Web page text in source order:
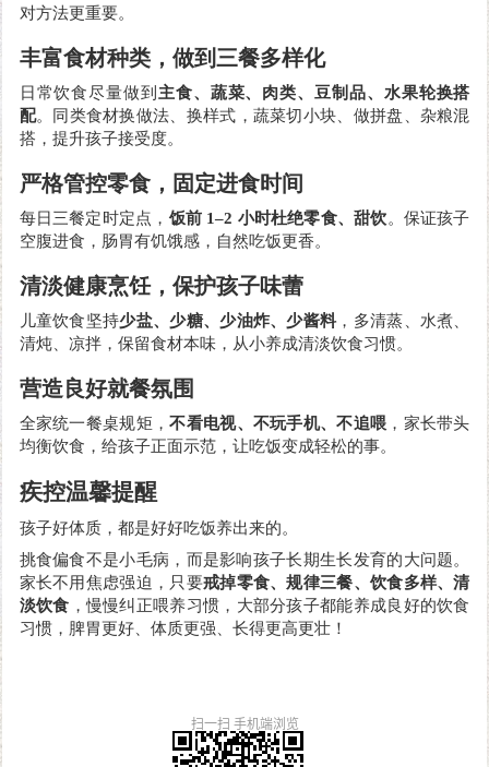
对方法更重要。
丰富食材种类，做到三餐多样化
日常饮食尽量做到 主食、蔬菜、肉类、豆制品、水果轮换搭
配。同类食材换做法、换样式，蔬菜切小块、做拼盘、杂粮混
搭，提升孩子接受度。
严格管控零食，固定进食时间
每日三餐定时定点， 饭前 1–2 小时杜绝零食、甜饮。保证孩子
空腹进食，肠胃有饥饿感，自然吃饭更香。
清淡健康烹饪，保护孩子味蕾
儿童饮食坚持少盐、少糖、少油炸、少酱料 ，多清蒸、水煮、
清炖、凉拌，保留食材本味，从小养成清淡饮食习惯。
营造良好就餐氛围
全家统一餐桌规矩，不看电视、不玩手机、不追喂 ，家长带头
均衡饮食，给孩子正面示范，让吃饭变成轻松的事。
疾控温馨提醒
孩子好体质，都是好好吃饭养出来的。
挑食偏食不是小毛病，而是影响孩子长期生长发育的大问题。
家长不用焦虑强迫，只要戒掉零食、规律三餐、饮食多样、清
淡饮食 ，慢慢纠正喂养习惯，大部分孩子都能养成良好的饮食
习惯，脾胃更好、体质更强、长得更高更壮！
扫一扫 手机端浏览